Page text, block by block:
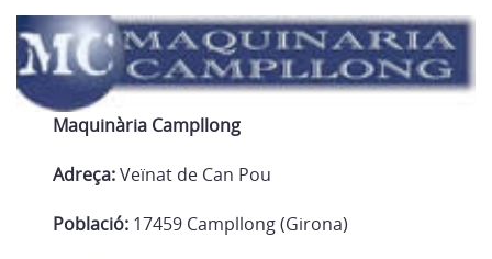
Maquinària Campllong
Adreça:Veïnat de Can Pou
Població: 17459 Campllong (Girona)